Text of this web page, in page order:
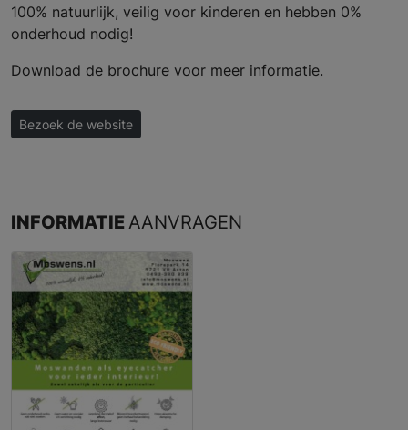
100% natuurlijk, veilig voor kinderen en hebben 0%
onderhoud nodig!
Download de brochure voor meer informatie.
Bezoek de website
INFORMATIE AANVRAGEN